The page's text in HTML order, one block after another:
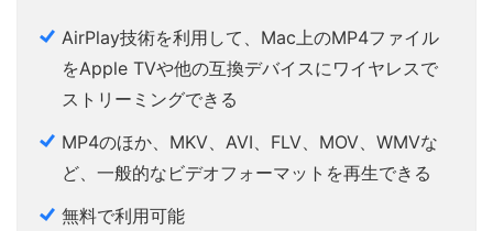
AirPlay技術を利用して、Mac上のMP4ファイル
をApple TVや他の互換デバイスにワイヤレスで
ストリーミングできる
MP4のほか、MKV、AVI、FLV、MOV、WMVな
ど、一般的なビデオフォーマットを再生できる
無料で利用可能